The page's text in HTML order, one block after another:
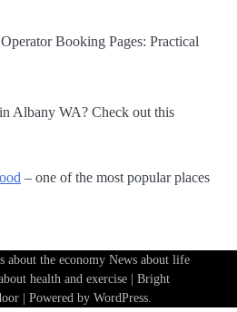
Booking Pages: Practical
Albany WA? Check out this
– one of the most popular places
about the economy News about life
health and exercise | Bright
| Powered by WordPress.